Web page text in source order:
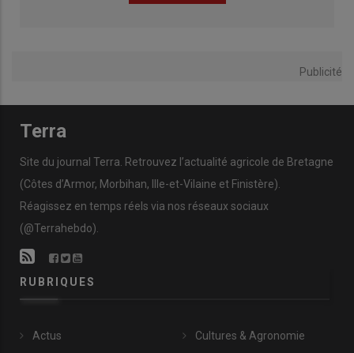
Publicité
Terra
Site du journal Terra. Retrouvez l’actualité agricole de Bretagne
(Côtes d’Armor, Morbihan, Ille-et-Vilaine et Finistère).
Réagissez en temps réels via nos réseaux sociaux
(@Terrahebdo).
RUBRIQUES
Actus
Cultures & Agronomie